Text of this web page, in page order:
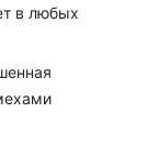
в любых